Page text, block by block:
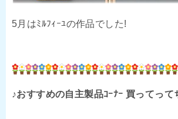
5月はﾐﾙﾌｨｰﾕの作品でした!
♪おすすめの自主製品ｺｰﾅｰ 買ってって